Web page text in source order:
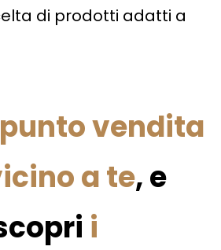
di prodotti adatti a
punto vendita
a te, e
i